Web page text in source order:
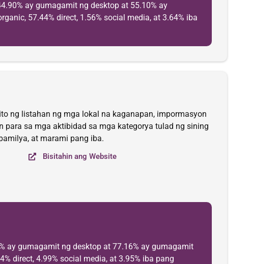
ay gumagamit ng desktop at 55.10% ay
57.44% direct, 1.56% social media, at 3.64% iba
ng listahan ng mga lokal na kaganapan, impormasyon
sa mga aktibidad sa mga kategorya tulad ng sining
at marami pang iba.
Bisitahin ang Website
ay gumagamit ng desktop at 77.16% ay gumagamit
direct, 4.99% social media, at 3.95% iba pang